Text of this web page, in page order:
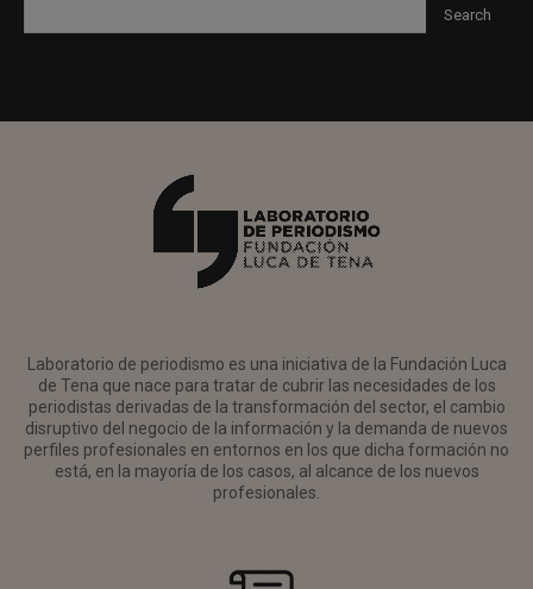
Laboratorio de periodismo es una iniciativa de la Fundación Luca
de Tena que nace para tratar de cubrir las necesidades de los
periodistas derivadas de la transformación del sector, el cambio
disruptivo del negocio de la información y la demanda de nuevos
perfiles profesionales en entornos en los que dicha formación no
está, en la mayoría de los casos, al alcance de los nuevos
profesionales.